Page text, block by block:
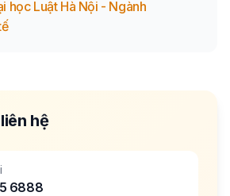
học Luật Hà Nội - Ngành
hệ
6888